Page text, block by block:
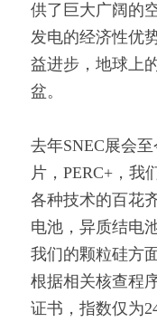
供了巨大广阔的
发电的经济性优
益进步，地球上
盆。
去年SNEC展会
片，PERC+，我
各种技术的百花
电池，异质结电
我们的颗粒硅方
根据相关核查程
证书，指数仅为